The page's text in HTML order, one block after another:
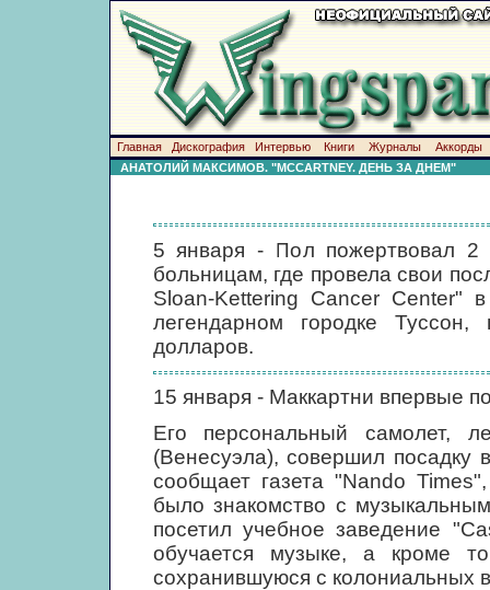
Главная Дискография Интервью Книги Журналы
Аккорды
АНАТОЛИЙ МАКСИМОВ. "MCCARTNEY. ДЕНЬ ЗА ДНЕМ"
5 января - Пол пожертвовал 2
больницам, где провела свои
Sloan-Kettering Cancer Center"
легендарном городке
долларов.
15 января - Маккартни впервые
Его персональный самолет,
(Венесуэла), совершил посадку
сообщает газета "Nando
было знакомство с
посетил учебное заведение
обучается музыке, а кроме
сохранившуюся с колониальных